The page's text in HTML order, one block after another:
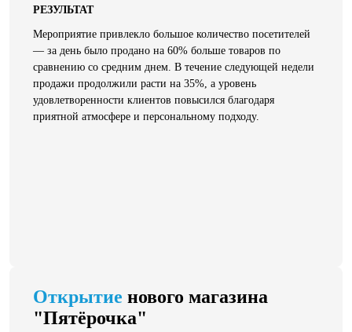
РЕЗУЛЬТАТ
Мероприятие привлекло большое количество посетителей
— за день было продано на 60% больше товаров по
сравнению со средним днем. В течение следующей недели
продажи продолжили расти на 35%, а уровень
удовлетворенности клиентов повысился благодаря
приятной атмосфере и персональному подходу.
Открытие нового магазина
"Пятёрочка"